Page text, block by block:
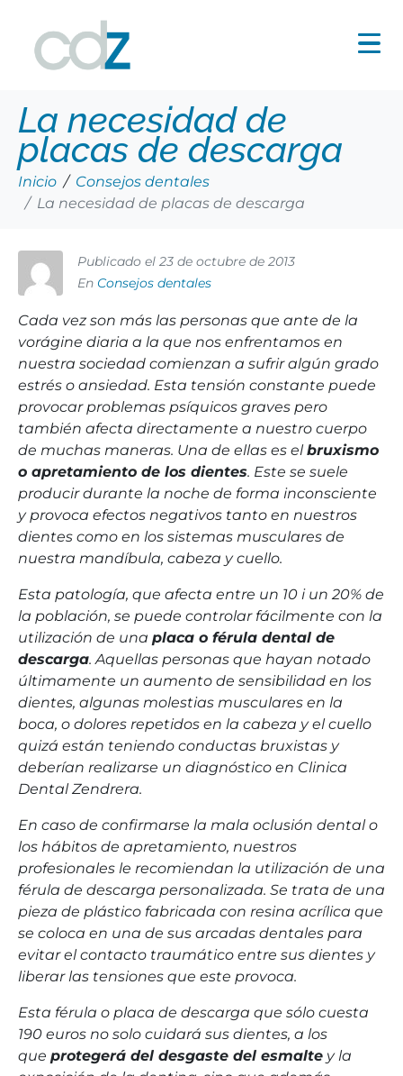
La necesidad de
placas de descarga
Inicio
Consejos dentales
La necesidad de placas de descarga
Publicado el 23 de octubre de 2013
En Consejos dentales
Cada vez son más las personas que ante de la
vorágine diaria a la que nos enfrentamos en
nuestra sociedad comienzan a sufrir algún grado
estrés o ansiedad. Esta tensión constante puede
provocar problemas psíquicos graves pero
también afecta directamente a nuestro cuerpo
de muchas maneras. Una de ellas es elbruxismo
o apretamiento de los dientes. Este se suele
producir durante la noche de forma inconsciente
y provoca efectos negativos tanto en nuestros
dientes como en los sistemas musculares de
nuestra mandíbula, cabeza y cuello.
Esta patología, que afecta entre un 10 i un 20% de
la población, se puede controlar fácilmente con la
utilización de una placa o férula dental de
descarga. Aquellas personas que hayan notado
últimamente un aumento de sensibilidad en los
dientes, algunas molestias musculares en la
boca, o dolores repetidos en la cabeza y el cuello
quizá están teniendo conductas bruxistas y
deberían realizarse un diagnóstico en Clinica
Dental Zendrera.
En caso de confirmarse la mala oclusión dental o
los hábitos de apretamiento, nuestros
profesionales le recomiendan la utilización de una
férula de descarga personalizada. Se trata de una
pieza de plástico fabricada con resina acrílica que
se coloca en una de sus arcadas dentales para
evitar el contacto traumático entre sus dientes y
liberar las tensiones que este provoca.
Esta férula o placa de descarga que sólo cuesta
190 euros no solo cuidará sus dientes, a los
que protegerá del desgaste del esmalte y la